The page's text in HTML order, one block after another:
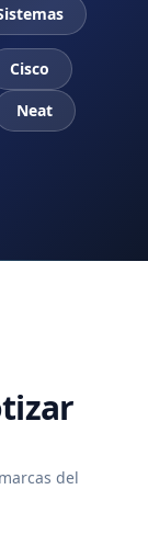
Cisco
Neat
del